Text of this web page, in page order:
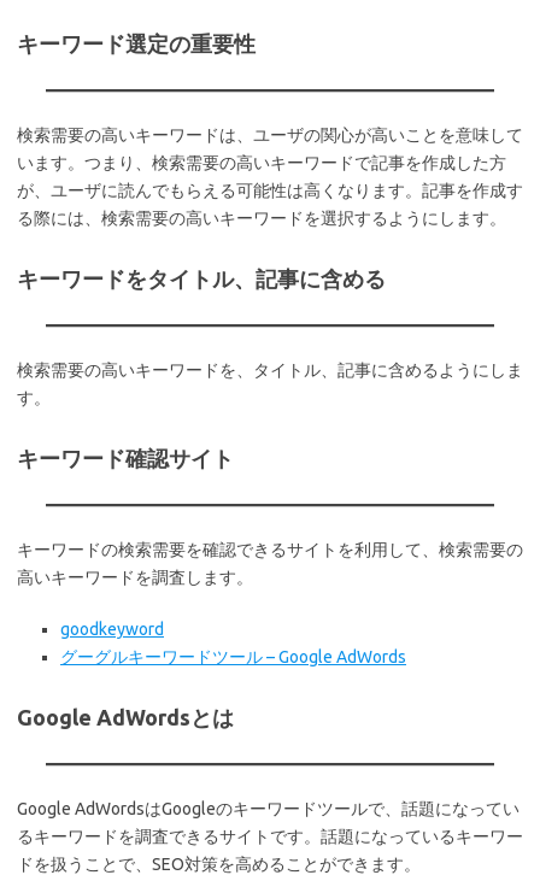
キーワード選定の重要性
検索需要の高いキーワードは、ユーザの関心が高いことを意味して
います。つまり、検索需要の高いキーワードで記事を作成した方
が、ユーザに読んでもらえる可能性は高くなります。記事を作成す
る際には、検索需要の高いキーワードを選択するようにします。
キーワードをタイトル、記事に含める
検索需要の高いキーワードを、タイトル、記事に含めるようにしま
す。
キーワード確認サイト
キーワードの検索需要を確認できるサイトを利用して、検索需要の
高いキーワードを調査します。
goodkeyword
グーグルキーワードツール – Google AdWords
Google AdWordsとは
Google AdWordsはGoogleのキーワードツールで、話題になってい
るキーワードを調査できるサイトです。話題になっているキーワー
ドを扱うことで、SEO対策を高めることができます。